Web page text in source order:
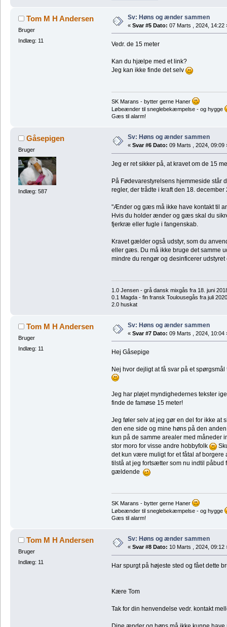
Tom M H Andersen
Bruger
Indlæg: 11
Sv: Høns og ænder sammen
« Svar #5 Dato: 07 Marts , 2024, 14:22
Vedr. de 15 meter
Kan du hjælpe med et link?
Jeg kan ikke finde det selv
SK Marans - bytter gerne Haner
Løbeænder til sneglebekæmpelse - og hygge
Gæs til alarm!
Gåsepigen
Bruger
Indlæg: 587
Sv: Høns og ænder sammen
« Svar #6 Dato: 09 Marts , 2024, 09:09
Jeg er ret sikker på, at kravet om de 15
På Fødevarestyrelsens hjemmeside står
regler, der trådte i kraft den 18.
"Ænder og gæs må ikke have kontakt til
Hvis du holder ænder og gæs skal du
fjerkræ eller fugle i fangenskab.
Kravet gælder også udstyr, som du
eller gæs. Du må ikke bruge det samme
mindre du rengør og desinficerer
1.0 Jensen - grå dansk mixgås fra 18. juni
0.1 Magda - fin fransk Toulousegås fra juli 2020
2.0 huskat
Tom M H Andersen
Bruger
Indlæg: 11
Sv: Høns og ænder sammen
« Svar #7 Dato: 09 Marts , 2024, 10:04
Hej Gåsepige
Nej hvor dejligt at få svar på et
Jeg har pløjet myndighedernes tekster
finde de famøse 15 meter!
Jeg føler selv at jeg gør en del for ikke
den ene side og mine høns på den
kun på de samme arealer med måneder
stor moro for visse andre hobbyfolk
det kun være muligt for et fåtal af borgere
tilstå at jeg fortsætter som nu indtil
gældende
SK Marans - bytter gerne Haner
Løbeænder til sneglebekæmpelse - og hygge
Gæs til alarm!
Tom M H Andersen
Bruger
Indlæg: 11
Sv: Høns og ænder sammen
« Svar #8 Dato: 10 Marts , 2024, 09:12
Har spurgt på højeste sted og fået dette
Kære Tom
Tak for din henvendelse vedr. kontakt